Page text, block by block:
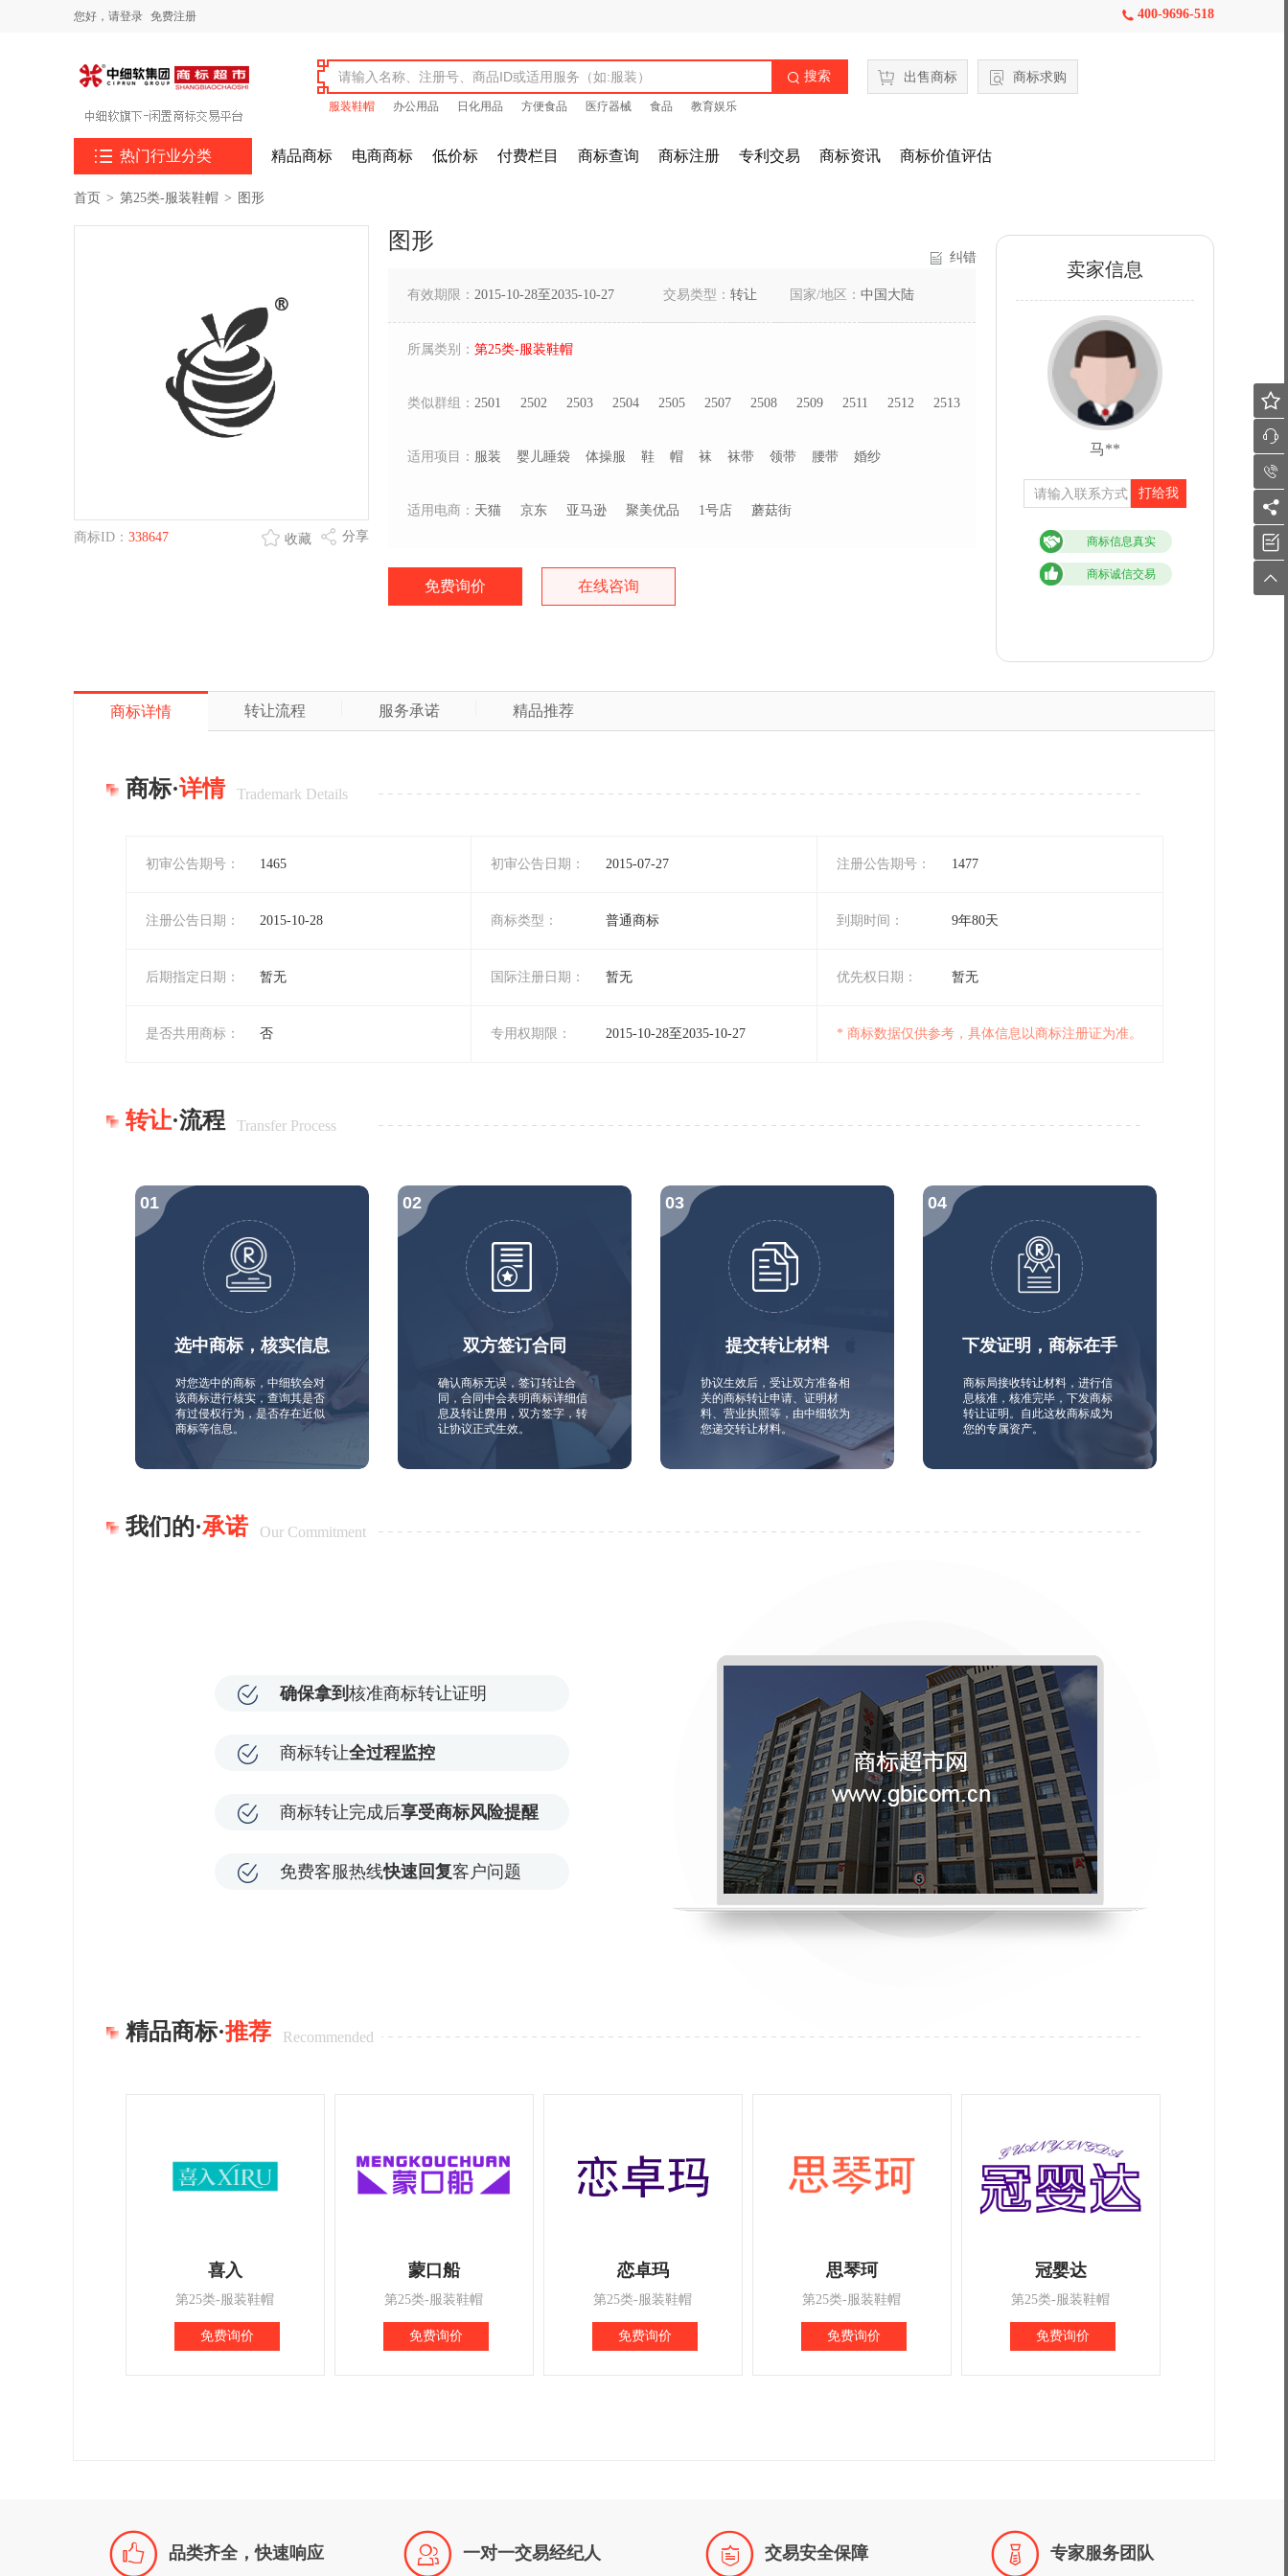
您好， 请登录 免费注册  400-9696-518
 搜索
服装鞋帽 办公用品 日化用品 方便食品 医疗器械 食品 教育娱乐
出售商标 商标求购
 热门行业分类 精品商标 电商商标 低价标 付费栏目 商标查询 商标注册 专利交易 商标资讯 商标价值评估
首页 > 第25类-服装鞋帽 > 图形
商标ID： 338647 分享
收藏
图形
纠错
有效期限： 2015-10-28至2035-10-27 交易类型： 转让 国家/地区： 中国大陆
所属类别： 第25类-服装鞋帽
类似群组： 2501 2502 2503 2504 2505 2507 2508 2509 2511 2512 2513
适用项目： 服装 婴儿睡袋 体操服 鞋 帽 袜 袜带 领带 腰带 婚纱
适用电商： 天猫 京东 亚马逊 聚美优品 1号店 蘑菇街
免费询价 在线咨询
卖家信息
马**
打给我
商标信息真实
商标诚信交易
商标详情 转让流程 服务承诺 精品推荐
商标·详情 Trademark Details
初审公告期号： 1465 初审公告日期： 2015-07-27 注册公告期号： 1477
注册公告日期： 2015-10-28 商标类型： 普通商标 到期时间： 9年80天
后期指定日期： 暂无 国际注册日期： 暂无 优先权日期： 暂无
是否共用商标： 否 专用权期限： 2015-10-28至2035-10-27 * 商标数据仅供参考，具体信息以商标注册证为准。
转让·流程 Transfer Process
选中商标，核实信息
对您选中的商标，中细软会对
该商标进行核实，查询其是否
有过侵权行为，是否存在近似
商标等信息。
双方签订合同
确认商标无误，签订转让合
同，合同中会表明商标详细信
息及转让费用，双方签字，转
让协议正式生效。
提交转让材料
协议生效后，受让双方准备相
关的商标转让申请、证明材
料、营业执照等，由中细软为
您递交转让材料。
下发证明，商标在手
商标局接收转让材料，进行信
息核准，核准完毕，下发商标
转让证明。自此这枚商标成为
您的专属资产。
我们的·承诺 Our Commitment
确保拿到 核准商标转让证明
商标转让全过程监控
商标转让完成后享受商标风险提醒
免费客服热线快速回复客户问题
精品商标·推荐 Recommended
喜入
第25类-服装鞋帽
免费询价
蒙口船
第25类-服装鞋帽
免费询价
恋卓玛
第25类-服装鞋帽
免费询价
思琴珂
第25类-服装鞋帽
免费询价
冠婴达
第25类-服装鞋帽
免费询价
 品类齐全，快速响应  一对一交易经纪人  交易安全保障  专家服务团队





